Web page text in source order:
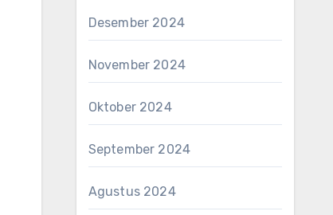
Desember 2024
November 2024
Oktober 2024
September 2024
Agustus 2024